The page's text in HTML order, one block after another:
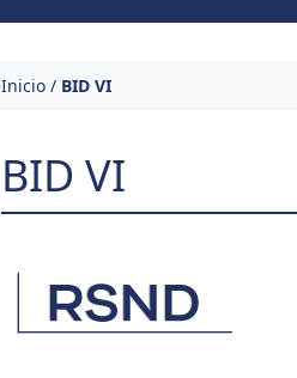
Inicio / BID VI
BID VI